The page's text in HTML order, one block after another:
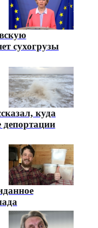
сухогрузы
куда
депортации